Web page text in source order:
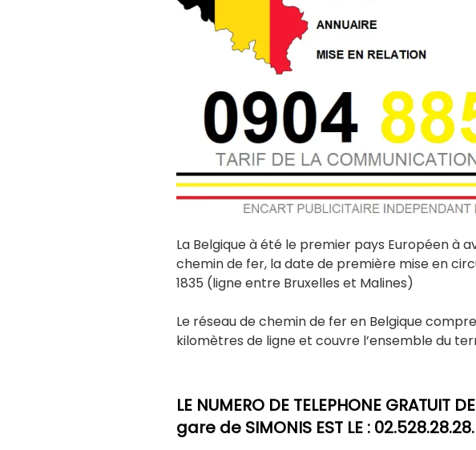
La Belgique à été le premier pays Européen à
chemin de fer, la date de première mise en
1835 (ligne entre Bruxelles et Malines)
Le réseau de chemin de fer en Belgique
kilomètres de ligne et couvre l’ensemble du
LE NUMERO DE TELEPHONE GRATUIT
gare de SIMONIS EST LE : 02.528.28.28.